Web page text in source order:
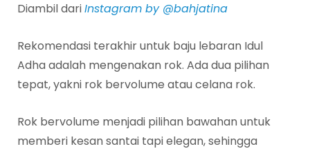
Diambil dariInstagram by @bahjatina
Rekomendasi terakhir untuk baju lebaran Idul
Adha adalah mengenakan rok. Ada dua pilihan
tepat, yakni rok bervolume atau celana rok.
Rok bervolume menjadi pilihan bawahan untuk
memberi kesan santai tapi elegan, sehingga